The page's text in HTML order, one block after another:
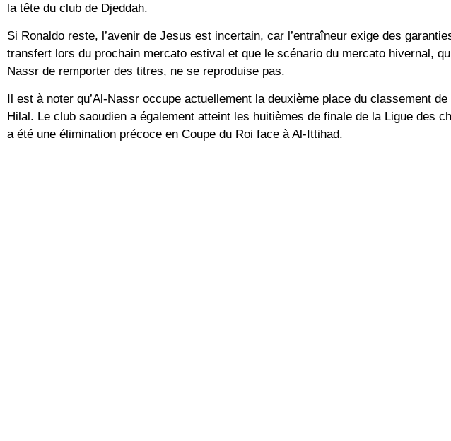
la tête du club de Djeddah.
Si Ronaldo reste, l’avenir de Jesus est incertain, car l’entraîneur exige des
transfert lors du prochain mercato estival et que le scénario du mercato hivernal,
Nassr de remporter des titres, ne se reproduise pas.
Il est à noter qu’Al-Nassr occupe actuellement la deuxième place du classement
Hilal. Le club saoudien a également atteint les huitièmes de finale de la Ligue des
a été une élimination précoce en Coupe du Roi face à Al-Ittihad.